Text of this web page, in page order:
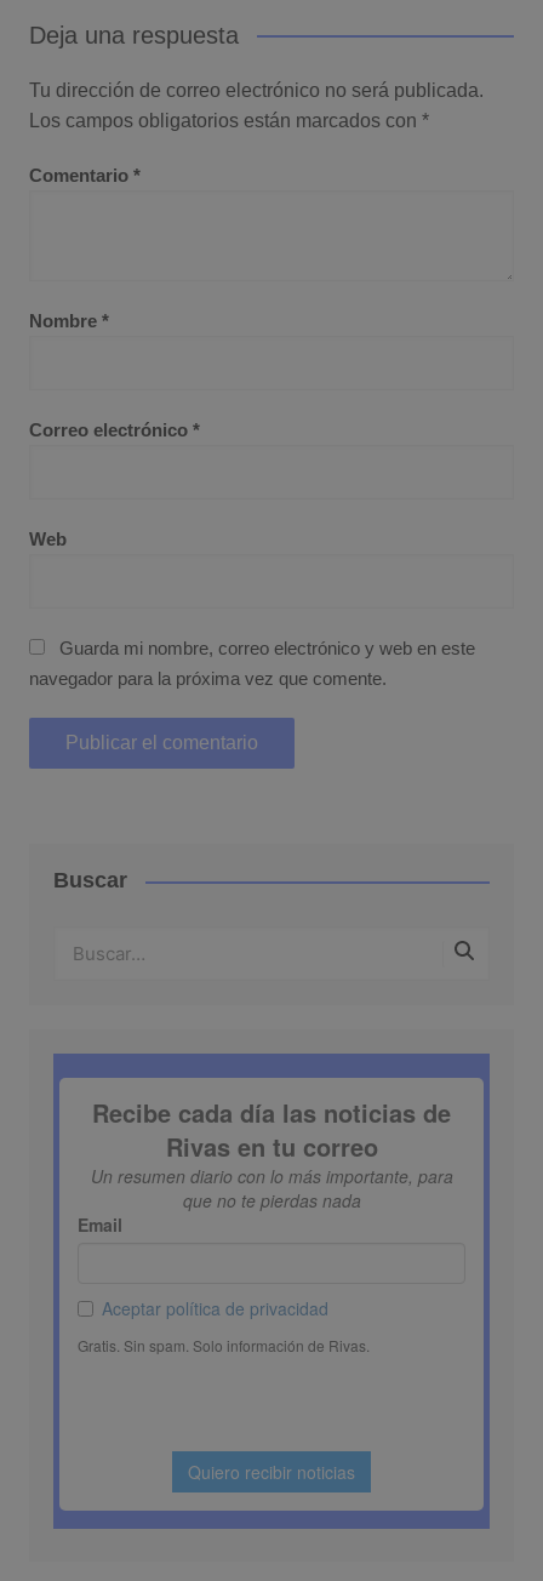
Deja una respuesta
Tu dirección de correo electrónico no será publicada.
Los campos obligatorios están marcados con *
Comentario *
Nombre *
Correo electrónico *
Web
Guarda mi nombre, correo electrónico y web en este
navegador para la próxima vez que comente.
Buscar